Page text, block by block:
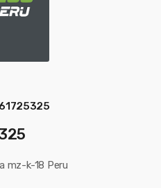
mz-k-18 Peru